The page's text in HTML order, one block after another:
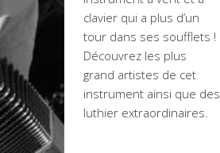
clavier qui a plus d’un
tour dans ses soufflets !
Découvrez les plus
grand artistes de cet
instrument ainsi que des
luthier extraordinaires.